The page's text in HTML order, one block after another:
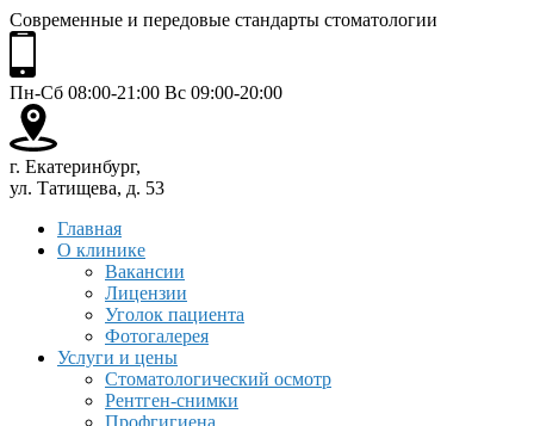
Современные и передовые стандарты стоматологии
Пн-Сб 08:00-21:00 Вс 09:00-20:00
г. Екатеринбург,
ул. Татищева, д. 53
Главная
О клинике
Вакансии
Лицензии
Уголок пациента
Фотогалерея
Услуги и цены
Стоматологический осмотр
Рентген-снимки
Профгигиена